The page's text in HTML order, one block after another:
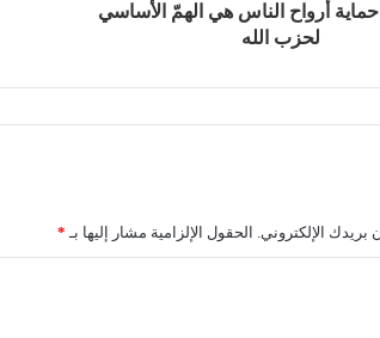
أرواح الناس هي الهمّ الأساسي
لحزب الله
الإلكتروني. الحقول الإلزامية مشار إليها بـ *